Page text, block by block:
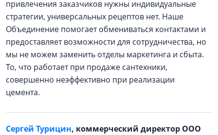
привлечения заказчиков нужны индивидуальные
стратегии, универсальных рецептов нет. Наше
Объединение помогает обмениваться контактами и
предоставляет возможности для сотрудничества, но
мы не можем заменить отделы маркетинга и сбыта.
То, что работает при продаже сантехники,
совершенно неэффективно при реализации
цемента.
Сергей Турицин, коммерческий директор ООО